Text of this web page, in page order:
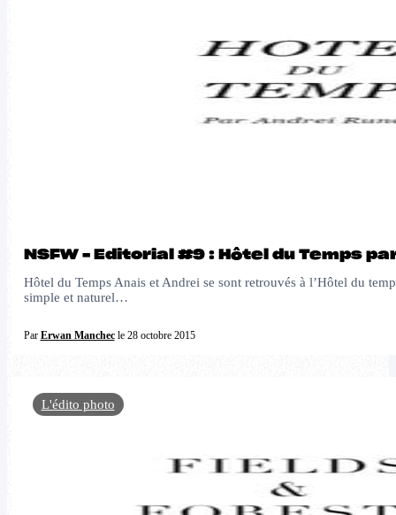
NSFW – Editorial #9 : Hôtel du Temps
Hôtel du Temps Anais et Andrei se sont retrouvés à l’Hôtel du
simple et naturel…
Par Erwan Manchecle 28 octobre 2015
L'édito photo